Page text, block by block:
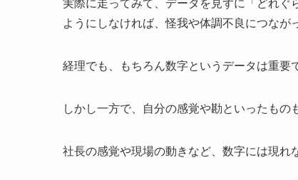
ようにしなければ、怪我や体調不良につなが
経理でも、もちろん数字というデータは重要
しかし一方で、自分の感覚や勘といったもの
社長の感覚や現場の動きなど、数字には現れ